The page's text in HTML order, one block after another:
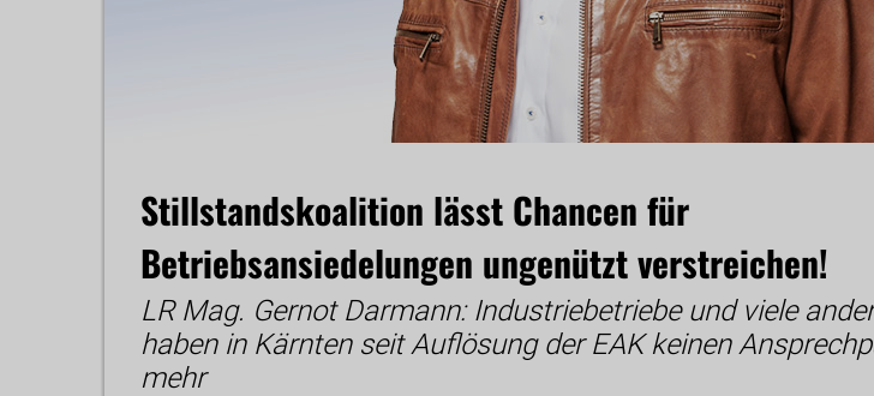
Stillstandskoalition lässt Chancen für
Betriebsansiedelungen ungenützt verstreichen!
LR Mag. Gernot Darmann: Industriebetriebe und viele
haben in Kärnten seit Auflösung der EAK keinen
mehr